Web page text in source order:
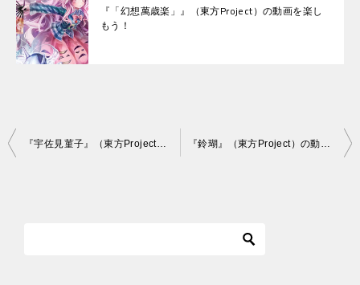
『「幻想萬歳楽」』（東方Project）の動画を楽し
もう！
投
『宇佐見菫子』（東方Project）の動画を楽しもう！